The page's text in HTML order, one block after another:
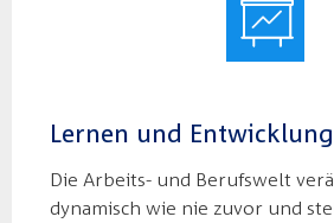
Lernen und Entwicklung
Die Arbeits- und Berufswelt
dynamisch wie nie zuvor und